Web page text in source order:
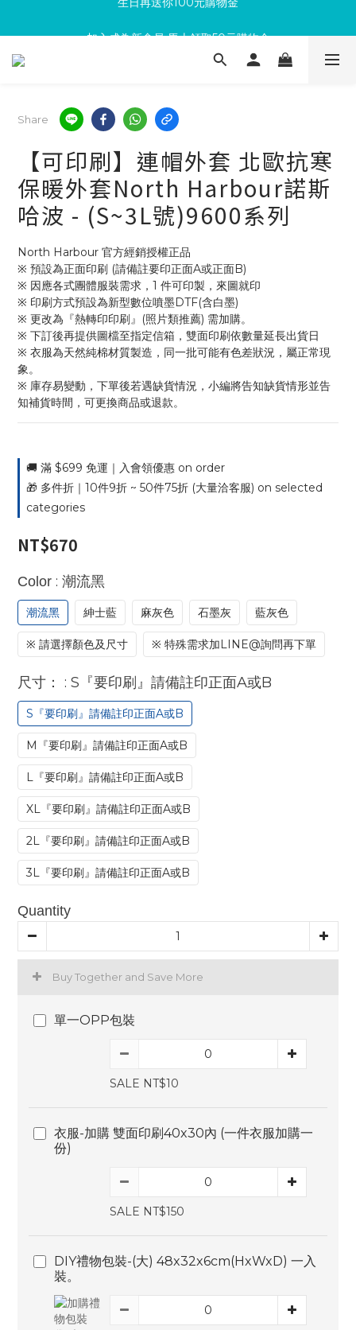
滿300回饋10%購物金
Share
【可印刷】連帽外套 北歐抗寒
保暖外套North Harbour諾斯
哈波 - (S~3L號)9600系列
North Harbour 官方經銷授權正品
※ 預設為正面印刷 (請備註要印正面A或正面B)
※ 因應各式團體服裝需求，1 件可印製，來圖就印
※ 印刷方式預設為新型數位噴墨DTF(含白墨)
※ 更改為『熱轉印印刷』(照片類推薦) 需加購。
※ 下訂後再提供圖檔至指定信箱，雙面印刷依數量延長出貨日
※ 衣服為天然純棉材質製造，同一批可能有色差狀況，屬正常現
象。
※ 庫存易變動，下單後若遇缺貨情況，小編將告知缺貨情形並告
知補貨時間，可更換商品或退款。
🚚 滿 $699 免運｜入會領優惠 on order
🎁 多件折｜10件9折 ~ 50件75折 (大量洽客服) on selected
categories
NT$670
Color : 潮流黑
潮流黑 紳士藍 麻灰色 石墨灰 藍灰色
※ 請選擇顏色及尺寸 ※ 特殊需求加LINE@詢問再下單
尺寸： : S『要印刷』請備註印正面A或B
S『要印刷』請備註印正面A或B
M『要印刷』請備註印正面A或B
L『要印刷』請備註印正面A或B
XL『要印刷』請備註印正面A或B
2L『要印刷』請備註印正面A或B
3L『要印刷』請備註印正面A或B
Quantity
Buy Together and Save More
單一OPP包裝
SALE NT$10
衣服-加購 雙面印刷40x30內 (一件衣服加購一
份)
SALE NT$150
DIY禮物包裝-(大) 48x32x6cm(HxWxD) 一入
裝。